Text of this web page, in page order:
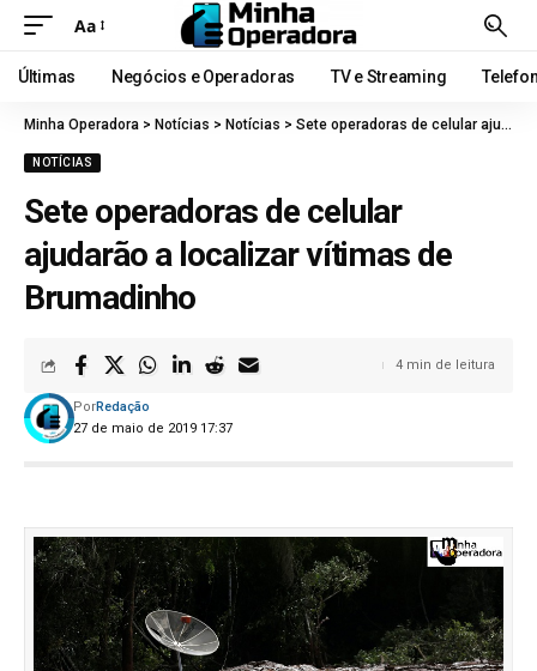
Aa
Últimas Negócios e Operadoras TV e Streaming
Minha Operadora > Notícias > Notícias > Sete operadoras de celular ajudarão a localizar vítimas de Brumadinho
NOTÍCIAS
Sete operadoras de celular
ajudarão a localizar vítimas de
Brumadinho
27 de maio de 2019 17:37
PorRedação
4 min de leitura